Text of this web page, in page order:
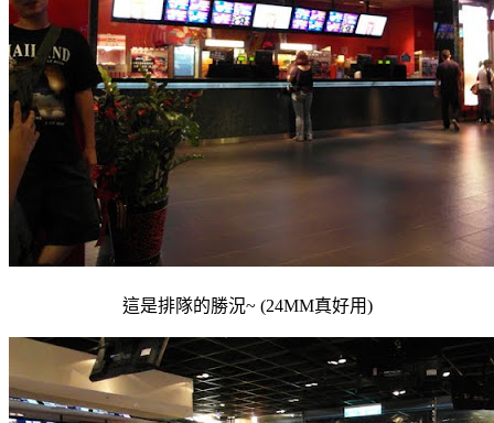
這是排隊的勝況~ (24MM真好用)